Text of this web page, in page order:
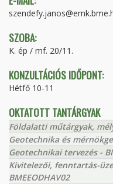
SZOBA:
K. ép / mf. 20/11.
KONZULTÁCIÓS IDŐPONT:
Hétfő 10-11
OKTATOTT TANTÁRGYAK
Földalatti műtárgyak,
Geotechnika és
Geotechnikai tervezés -
Kivitelezői, fenntartás-
BMEEODHAV02